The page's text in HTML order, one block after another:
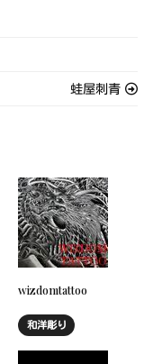
蛙屋刺青
wizdomtattoo
和洋彫り